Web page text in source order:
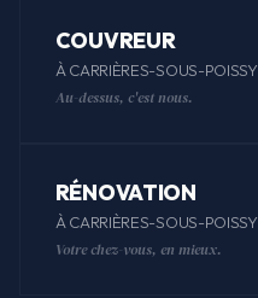
COUVREUR
À CARRIÈRES-SOUS-POISSY
Au-dessus, c'est nous.
RÉNOVATION
À CARRIÈRES-SOUS-POISSY
Votre chez-vous, en mieux.